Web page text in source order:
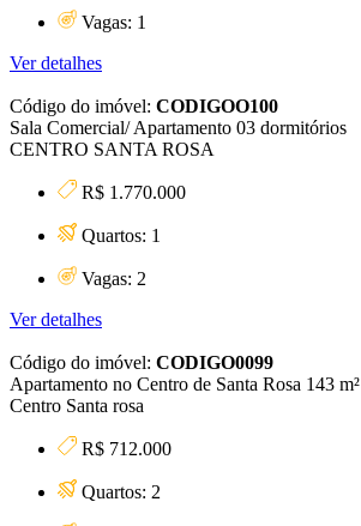
Vagas: 1
Ver detalhes
Código do imóvel: CODIGOO100
Sala Comercial/ Apartamento 03 dormitórios
CENTRO SANTA ROSA
R$ 1.770.000
Quartos: 1
Vagas: 2
Ver detalhes
Código do imóvel: CODIGO0099
Apartamento no Centro de Santa Rosa 143 m²
Centro Santa rosa
R$ 712.000
Quartos: 2